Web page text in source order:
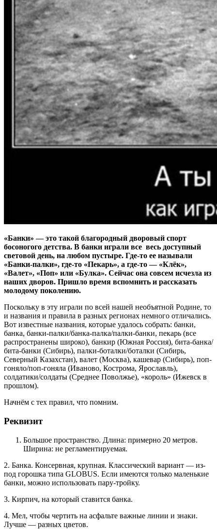
«Банки» — это такой благородный дворовый спорт
босоногого детства. В банки играли все весь доступный
световой день, на любом пустыре. Где-то ее называли
«Банки-палки», где-то «Пекарь», а где-то — «Клёк»,
«Валет», «Поп» или «Булка». Сейчас она совсем исчезла из
наших дворов. Пришло время вспомнить и рассказать
молодому поколению.
Поскольку в эту играли по всей нашей необъятной Родине, то
и названия и правила в разных регионах немного отличались.
Вот известные названия, которые удалось собрать: банки,
банка, банки-палки/банка-палка/палки-банки, пекарь (все
распространены широко), банкир (Южная Россия), бита-банка/
бита-банки (Сибирь), палки-боталки/боталки (Сибирь,
Северный Казахстан), валет (Москва), кашевар (Сибирь), поп-
гоняло/поп-гоняла (Иваново, Кострома, Ярославль),
солдатики/солдаты (Среднее Поволжье), «король» (Ижевск в
прошлом).
Начнём с тех правил, что помним.
Реквизит
Большое пространство. Длина: примерно 20 метров.
Ширина: не регламентируемая.
2. Банка. Консервная, крупная. Классический вариант — из-
под горошка типа GLOBUS. Если имеются только маленькие
банки, можно использовать пару-тройку.
3. Кирпич, на который ставится банка.
4. Мел, чтобы чертить на асфальте важные линии и знаки.
Лучше — разных цветов.